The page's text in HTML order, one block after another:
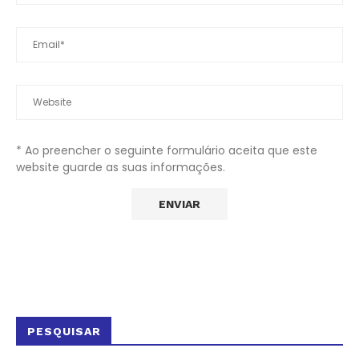
* Ao preencher o seguinte formulário aceita que este
website guarde as suas informações.
PESQUISAR